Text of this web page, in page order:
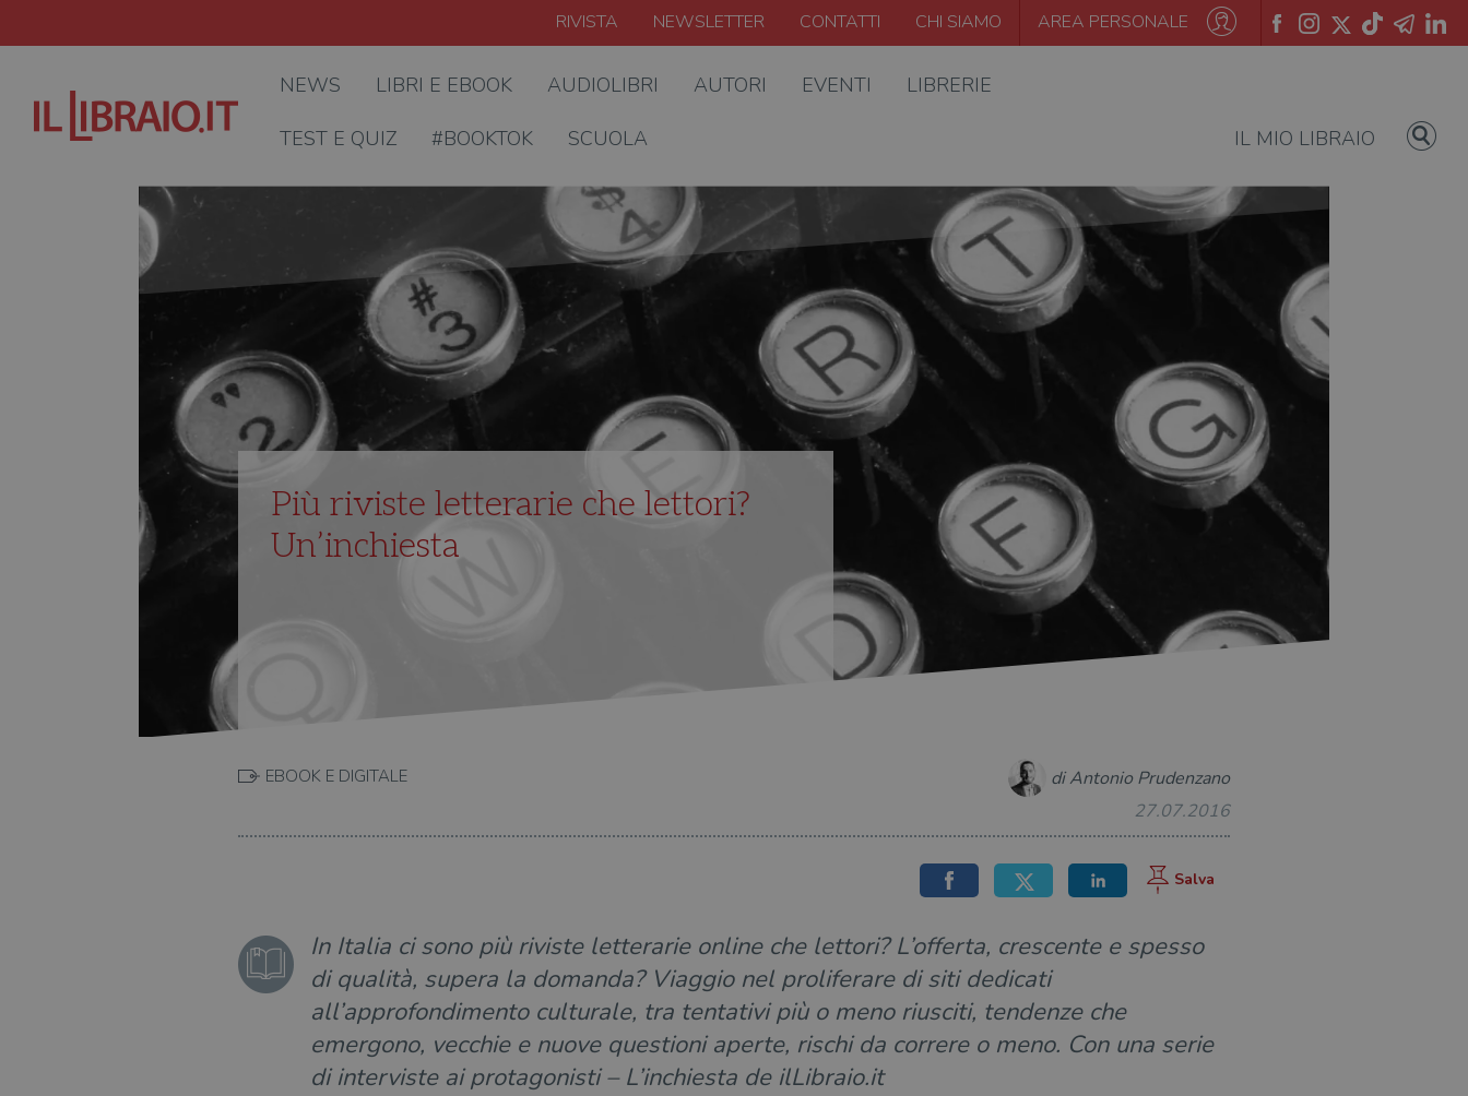
RIVISTA NEWSLETTER CONTATTI CHI SIAMO AREA PERSONALE
NEWS LIBRI E EBOOK AUDIOLIBRI AUTORI EVENTI LIBRERIE
TEST E QUIZ #BOOKTOK SCUOLA IL MIO LIBRAIO
Più riviste letterarie che lettori?
Un’inchiesta
EBOOK E DIGITALE
di Antonio Prudenzano
27.07.2016
In Italia ci sono più riviste letterarie online che lettori? L’offerta, crescente e spesso
di qualità, supera la domanda? Viaggio nel proliferare di siti dedicati
all’approfondimento culturale, tra tentativi più o meno riusciti, tendenze che
emergono, vecchie e nuove questioni aperte, rischi da correre o meno. Con una serie
di interviste ai protagonisti – L’inchiesta de ilLibraio.it